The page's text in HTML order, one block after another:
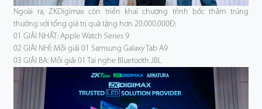
Ngoài ra, ZKDigimax còn triển khai chương trình bốc thăm trúng
thưởng với tổng giá trị quà tặng hơn 20.000.000Đ:
01 GIẢI NHẤT: Apple Watch Series 9
02 GIẢI NHÌ: Mỗi giải 01 Samsung Galaxy Tab A9
03 GIẢI BA: Mỗi giải 01 Tai nghe Bluetooth JBL